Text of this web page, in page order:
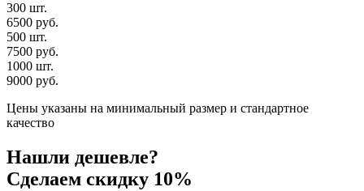
300 шт.
6500 руб.
500 шт.
7500 руб.
1000 шт.
9000 руб.
Цены указаны на минимальный размер и стандартное
качество
Нашли дешевле?
Сделаем скидку 10%